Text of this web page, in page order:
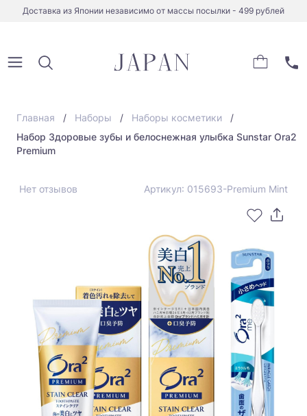
Доставка из Японии независимо от массы посылки - 499 рублей
Главная Наборы
Наборы косметики
Набор Здоровые зубы и белоснежная улыбка Sunstar Ora2
Premium
Нет отзывов Артикул: 015693-Premium Mint